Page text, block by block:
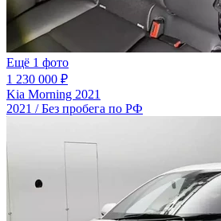
Ещё 1 фото
1 230 000 ₽
Kia Morning 2021
2021 / Без пробега по РФ